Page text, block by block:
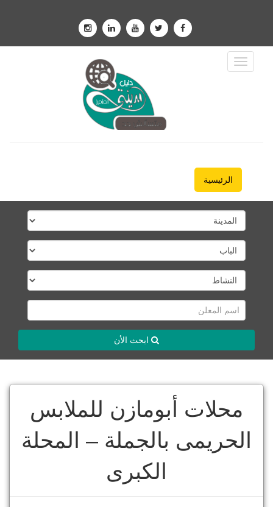
Toggle
Navigation
الرئيسية
ابحث الأن
محلات أبومازن للملابس
الحريمى بالجملة – المحلة
الكبرى